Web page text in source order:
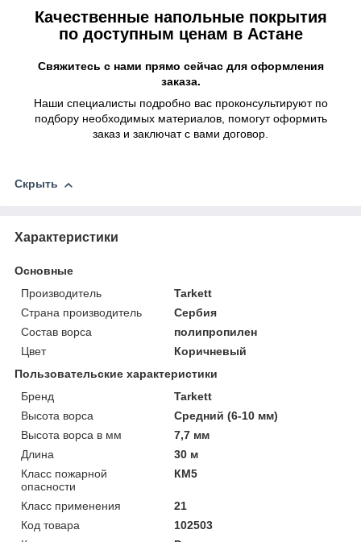
Качественные напольные покрытия
по доступным ценам в Астане
Свяжитесь с нами прямо сейчас для оформления
заказа.
Наши специалисты подробно вас проконсультируют по
подбору необходимых материалов, помогут оформить
заказ и заключат с вами договор.
Скрыть
Характеристики
Основные
Производитель
Tarkett
Страна производитель
Сербия
Состав ворса
полипропилен
Цвет
Коричневый
Пользовательские характеристики
Бренд
Tarkett
Высота ворса
Средний (6-10 мм)
Высота ворса в мм
7,7 мм
Длина
30 м
Класс пожарной
опасности
КМ5
Класс применения
21
Код товара
102503